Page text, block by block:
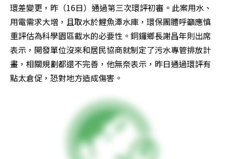
環差變更，昨（16日）通過第三次環評初審。此案用水、
用電需求大增，且取水於鯉魚潭水庫，環保團體呼籲應慎
重評估為科學園區截水的必要性。銅鑼鄉長謝昌年則出席
表示，開發單位沒來和居民協商就制定了污水專管排放計
畫，相關規劃都還不完善，他無奈表示，昨日通過環評有
點太倉促，恐對地方造成傷害。